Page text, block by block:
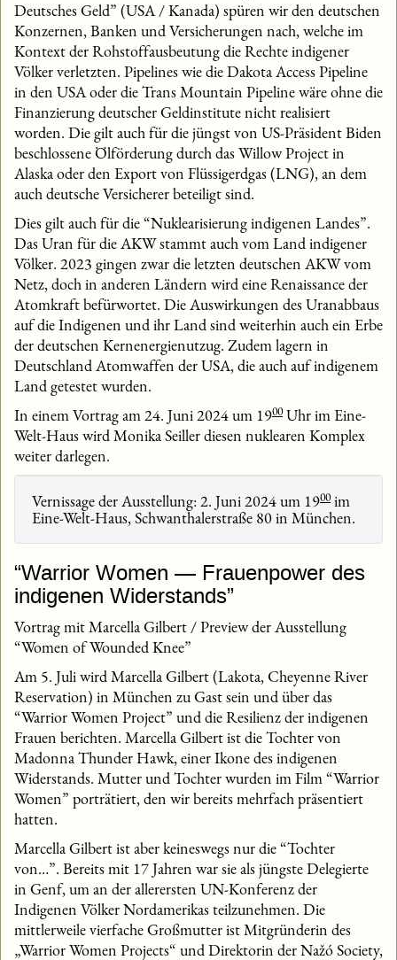
Deutsches Geld” (USA / Kanada) spüren wir den deutschen
Konzernen, Banken und Versicherungen nach, welche im
Kontext der Rohstoffausbeutung die Rechte indigener
Völker verletzten. Pipelines wie die Dakota Access Pipeline
in den USA oder die Trans Mountain Pipeline wäre ohne die
Finanzierung deutscher Geldinstitute nicht realisiert
worden. Die gilt auch für die jüngst von US-Präsident Biden
beschlossene Ölförderung durch das Willow Project in
Alaska oder den Export von Flüssigerdgas (LNG), an dem
auch deutsche Versicherer beteiligt sind.
Dies gilt auch für die “Nuklearisierung indigenen Landes”.
Das Uran für die AKW stammt auch vom Land indigener
Völker. 2023 gingen zwar die letzten deutschen AKW vom
Netz, doch in anderen Ländern wird eine Renaissance der
Atomkraft befürwortet. Die Auswirkungen des Uranabbaus
auf die Indigenen und ihr Land sind weiterhin auch ein Erbe
der deutschen Kernenergienutzug. Zudem lagern in
Deutschland Atomwaffen der USA, die auch auf indigenem
Land getestet wurden.
In einem Vortrag am 24. Juni 2024 um 1900Uhr im Eine-
Welt-Haus wird Monika Seiller diesen nuklearen Komplex
weiter darlegen.
Vernissage der Ausstellung: 2. Juni 2024 um 1900im
Eine-Welt-Haus, Schwanthalerstraße 80 in München.
“Warrior Women — Frauenpower des
indigenen Widerstands”
Vortrag mit Marcella Gilbert / Preview der Ausstellung
“Women of Wounded Knee”
Am 5. Juli wird Marcella Gilbert (Lakota, Cheyenne River
Reservation) in München zu Gast sein und über das
“Warrior Women Project” und die Resilienz der indigenen
Frauen berichten. Marcella Gilbert ist die Tochter von
Madonna Thunder Hawk, einer Ikone des indigenen
Widerstands. Mutter und Tochter wurden im Film “Warrior
Women” porträtiert, den wir bereits mehrfach präsentiert
hatten.
Marcella Gilbert ist aber keineswegs nur die “Tochter
von…”. Bereits mit 17 Jahren war sie als jüngste Delegierte
in Genf, um an der allerersten UN-Konferenz der
Indigenen Völker Nordamerikas teilzunehmen. Die
mittlerweile vierfache Großmutter ist Mitgründerin des
„Warrior Women Projects“ und Direktorin der Nažó Society,